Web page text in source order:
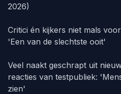
2026)
Critici én kijkers niet mals
'Een van de slechtste ooit'
Veel naakt geschrapt uit
reacties van testpubliek:
zien'